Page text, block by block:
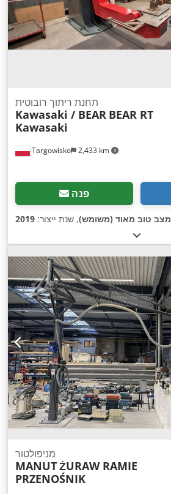
Targowisko 2,433 km
תחנת ריתוך רובוטית
Kawasaki / BEAR BEAR RT
Kawasaki
פנה
מצב טוב מאוד (משומש), שנת ייצור: 2019
מניפולטור
MANUTŻURAW RAMIE
PRZENOŚNIK